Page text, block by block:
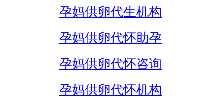
孕妈供卵代生机构
孕妈供卵代怀助孕
孕妈供卵代怀咨询
孕妈供卵代怀机构